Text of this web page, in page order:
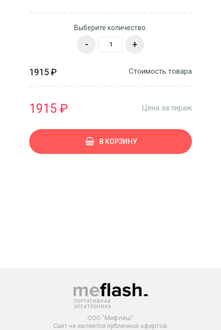
Выберите количество:
- +
1915 ₽ Стоимость товара
1915 ₽ Цена за тираж
В КОРЗИНУ
ООО "Мифлеш"
Сайт не является публичной офертой.
ПОРТАТИВНАЯ
ЭЛЕКТРОНИКА